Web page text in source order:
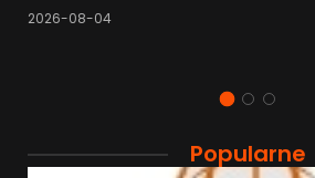
2026-08-04
Popularne